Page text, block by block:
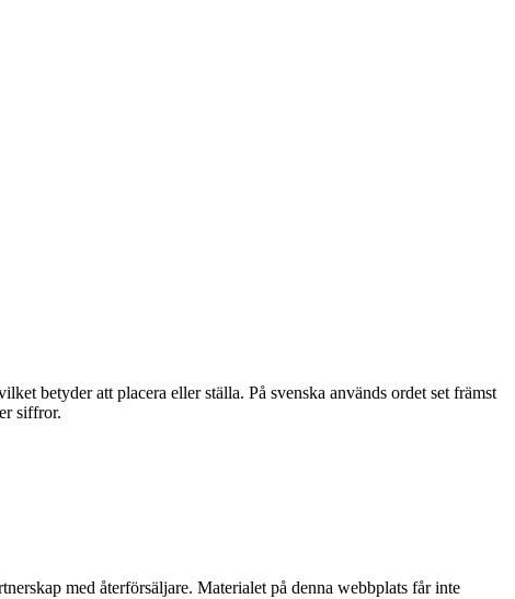
betyder att placera eller ställa. På svenska används ordet set främst
siffror.
med återförsäljare. Materialet på denna webbplats får inte